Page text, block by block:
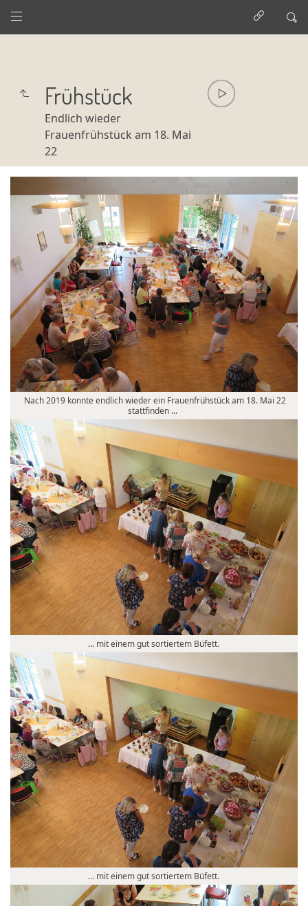
Frühstück
Endlich wieder
Frauenfrühstück am 18. Mai
22
Nach 2019 konnte endlich wieder ein Frauenfrühstück am 18. Mai 22
stattfinden ...
... mit einem gut sortiertem Büfett.
... mit einem gut sortiertem Büfett.